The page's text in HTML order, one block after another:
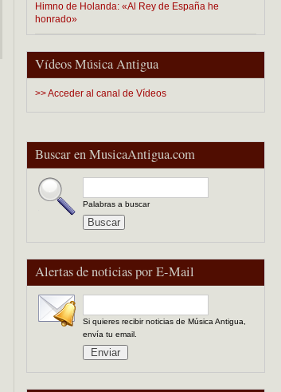
Himno de Holanda: «Al Rey de España he
honrado»
Vídeos Música Antigua
>> Acceder al canal de Vídeos
Buscar en MusicaAntigua.com
Palabras a buscar
Alertas de noticias por E-Mail
Si quieres recibir noticias de Música Antigua,
envía tu email.